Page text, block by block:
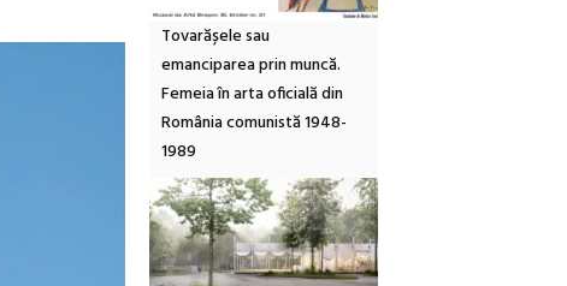
Tovarășele sau
emanciparea prin muncă.
Femeia în arta oficială din
România comunistă 1948-
1989